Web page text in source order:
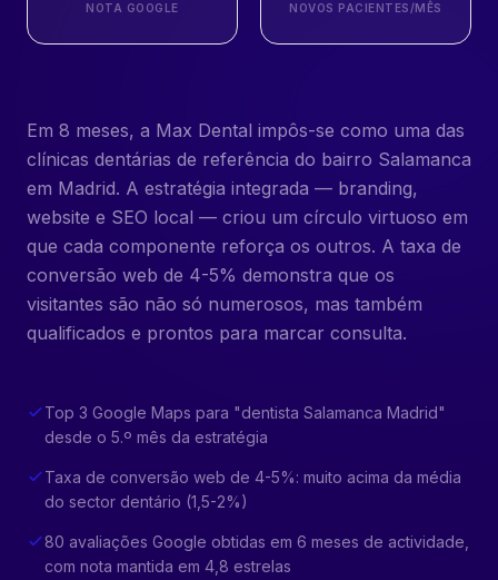
NOTA GOOGLE NOVOS PACIENTES/MÊS
Em 8 meses, a Max Dental impôs-se como uma das
clínicas dentárias de referência do bairro Salamanca
em Madrid. A estratégia integrada — branding,
website e SEO local — criou um círculo virtuoso em
que cada componente reforça os outros. A taxa de
conversão web de 4-5% demonstra que os
visitantes são não só numerosos, mas também
qualificados e prontos para marcar consulta.
Top 3 Google Maps para "dentista Salamanca Madrid"
desde o 5.º mês da estratégia
Taxa de conversão web de 4-5%: muito acima da média
do sector dentário (1,5-2%)
80 avaliações Google obtidas em 6 meses de actividade,
com nota mantida em 4,8 estrelas